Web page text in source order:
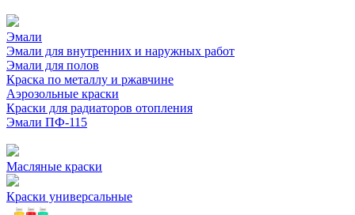
Эмали
Эмали для внутренних и наружных работ
Эмали для полов
Краска по металлу и ржавчине
Аэрозольные краски
Краски для радиаторов отопления
Эмали ПФ-115
Масляные краски
Краски универсальные